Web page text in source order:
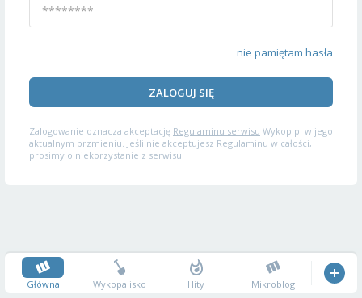
nie pamiętam hasła
ZALOGUJ SIĘ
Zalogowanie oznacza akceptację Regulaminu serwisu Wykop.pl w jego
aktualnym brzmieniu. Jeśli nie akceptujesz Regulaminu w całości,
prosimy o niekorzystanie z serwisu.
Główna Wykopalisko Hity Mikroblog